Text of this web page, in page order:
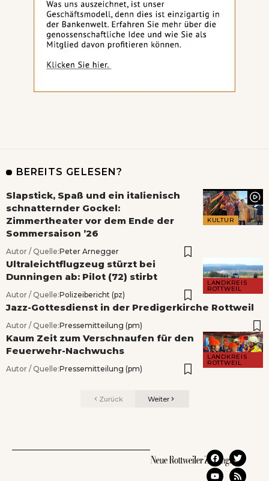
BEREITS GELESEN?
KULTUR
Slapstick, Spaß und ein italienisch
schnatternder Gockel:
Zimmertheater vor dem Ende der
Sommersaison ’26
Autor / Quelle:Peter Arnegger
LANDKREIS
ROTTWEIL
Ultraleichtflugzeug stürzt bei
Dunningen ab: Pilot (72) stirbt
Autor / Quelle:Polizeibericht (pz)
Jazz-Gottesdienst in der Predigerkirche Rottweil
Autor / Quelle:Pressemitteilung (pm)
LANDKREIS
ROTTWEIL
Kaum Zeit zum Verschnaufen für den
Feuerwehr-Nachwuchs
Autor / Quelle:Pressemitteilung (pm)
Zurück Weiter